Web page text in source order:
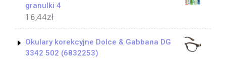
granulki 4
16,44zł
Okulary korekcyjne Dolce & Gabbana DG
3342 502 (6832253)